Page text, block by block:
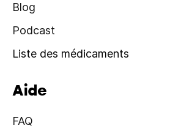
Blog
Podcast
Liste des médicaments
Aide
FAQ